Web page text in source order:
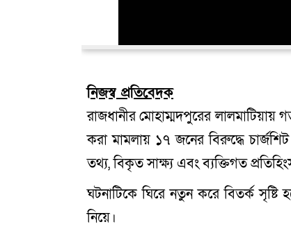
নিজস্ব প্রতিবেদক
রাজধানীর মোহাম্মদপুরের
করা মামলায় ১৭ জনের বিরুদ্ধে
তথ্য, বিকৃত সাক্ষ্য এবং ব্যক্তিগত
ঘটনাটিকে ঘিরে নতুন করে বিতর্ক সৃষ্টি
নিয়ে।